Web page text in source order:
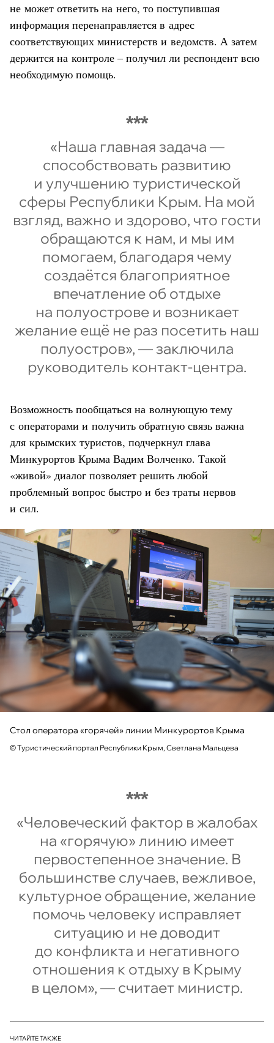
не может ответить на него, то поступившая
информация перенаправляется в адрес
соответствующих министерств и ведомств. А затем
держится на контроле – получил ли респондент всю
необходимую помощь.
«Наша главная задача —
способствовать развитию
и улучшению туристической
сферы Республики Крым. На мой
взгляд, важно и здорово, что гости
обращаются к нам, и мы им
помогаем, благодаря чему
создаётся благоприятное
впечатление об отдыхе
на полуострове и возникает
желание ещё не раз посетить наш
полуостров», — заключила
руководитель контакт-центра.
Возможность пообщаться на волнующую тему
с операторами и получить обратную связь важна
для крымских туристов, подчеркнул глава
Минкурортов Крыма Вадим Волченко. Такой
«живой» диалог позволяет решить любой
проблемный вопрос быстро и без траты нервов
и сил.
Стол оператора «горячей» линии Минкурортов Крыма
© Туристический портал Республики Крым, Светлана Мальцева
«Человеческий фактор в жалобах
на «горячую» линию имеет
первостепенное значение. В
большинстве случаев, вежливое,
культурное обращение, желание
помочь человеку исправляет
ситуацию и не доводит
до конфликта и негативного
отношения к отдыху в Крыму
в целом», — считает министр.
ЧИТАЙТЕ ТАКЖЕ